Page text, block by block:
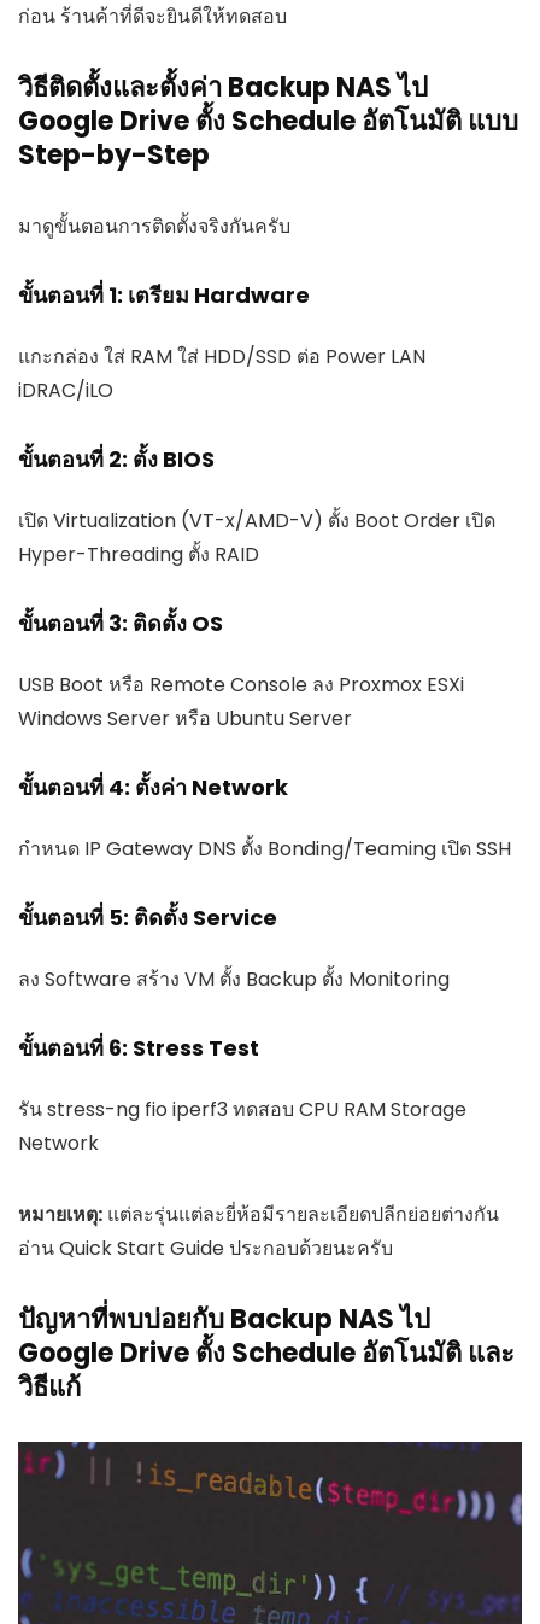
ก่อน ร้านค้าที่ดีจะยินดีให้ทดสอบ
วิธีติดตั้งและตั้งค่า Backup NAS ไป
Google Drive ตั้ง Schedule อัตโนมัติ แบบ
Step-by-Step
มาดูขั้นตอนการติดตั้งจริงกันครับ
ขั้นตอนที่ 1: เตรียม Hardware
แกะกล่อง ใส่ RAM ใส่ HDD/SSD ต่อ Power LAN
iDRAC/iLO
ขั้นตอนที่ 2: ตั้ง BIOS
เปิด Virtualization (VT-x/AMD-V) ตั้ง Boot Order เปิด
Hyper-Threading ตั้ง RAID
ขั้นตอนที่ 3: ติดตั้ง OS
USB Boot หรือ Remote Console ลง Proxmox ESXi
Windows Server หรือ Ubuntu Server
ขั้นตอนที่ 4: ตั้งค่า Network
กำหนด IP Gateway DNS ตั้ง Bonding/Teaming เปิด SSH
ขั้นตอนที่ 5: ติดตั้ง Service
ลง Software สร้าง VM ตั้ง Backup ตั้ง Monitoring
ขั้นตอนที่ 6: Stress Test
รัน stress-ng fio iperf3 ทดสอบ CPU RAM Storage
Network
หมายเหตุ: แต่ละรุ่นแต่ละยี่ห้อมีรายละเอียดปลีกย่อยต่างกัน
อ่าน Quick Start Guide ประกอบด้วยนะครับ
ปัญหาที่พบบ่อยกับ Backup NAS ไป
Google Drive ตั้ง Schedule อัตโนมัติ และ
วิธีแก้